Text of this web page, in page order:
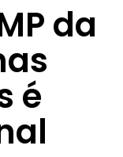
da
é